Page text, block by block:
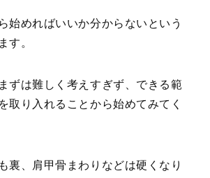
始めればいいか分からないという
す。
ずは難しく考えすぎず、できる範
取り入れることから始めてみてく
裏、肩甲骨まわりなどは硬くなり